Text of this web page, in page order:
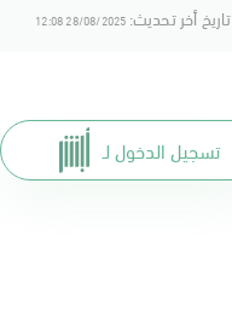
تاريخ أخر تحديث: 28/08/2025 12:08
تسجيل الدخول لـ